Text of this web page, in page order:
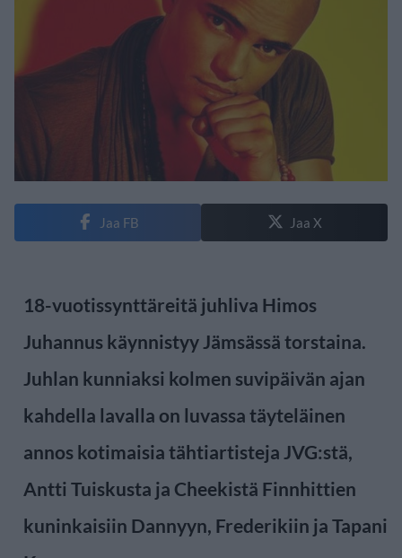
Jaa FB Jaa X
18-vuotissynttäreitä juhliva Himos
Juhannus käynnistyy Jämsässä torstaina.
Juhlan kunniaksi kolmen suvipäivän ajan
kahdella lavalla on luvassa täyteläinen
annos kotimaisia tähtiartisteja JVG:stä,
Antti Tuiskusta ja Cheekistä Finnhittien
kuninkaisiin Dannyyn, Frederikiin ja Tapani